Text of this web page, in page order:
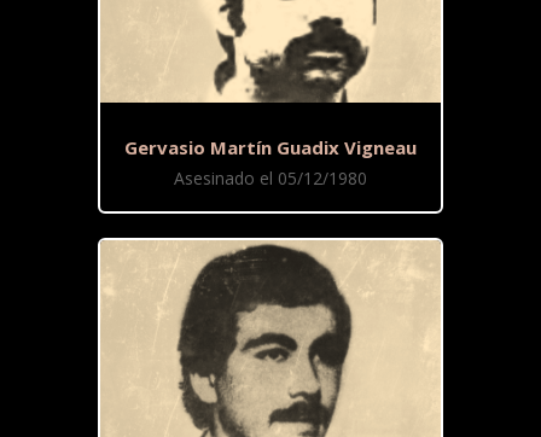
Gervasio Martín Guadix Vigneau
Asesinado el 05/12/1980